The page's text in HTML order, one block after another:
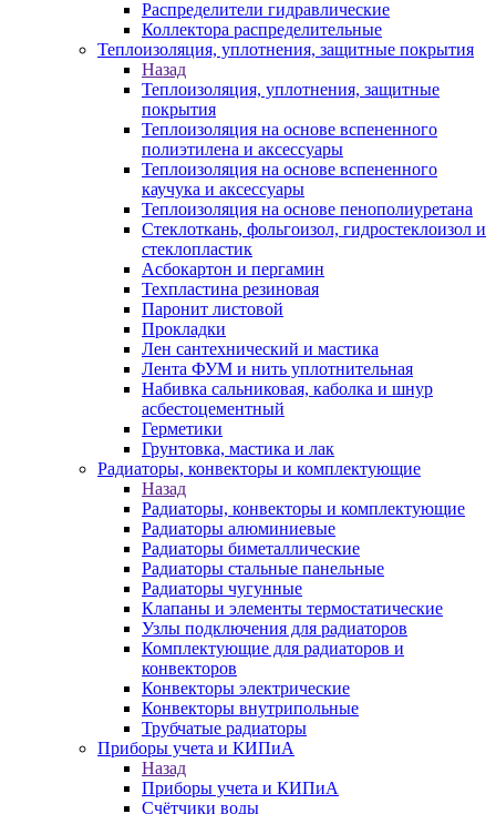
Распределители гидравлические
Коллектора распределительные
Теплоизоляция, уплотнения, защитные покрытия
Назад
Теплоизоляция, уплотнения, защитные
покрытия
Теплоизоляция на основе вспененного
полиэтилена и аксессуары
Теплоизоляция на основе вспененного
каучука и аксессуары
Теплоизоляция на основе пенополиуретана
Стеклоткань, фольгоизол, гидростеклоизол и
стеклопластик
Асбокартон и пергамин
Техпластина резиновая
Паронит листовой
Прокладки
Лен сантехнический и мастика
Лента ФУМ и нить уплотнительная
Набивка сальниковая, каболка и шнур
асбестоцементный
Герметики
Грунтовка, мастика и лак
Радиаторы, конвекторы и комплектующие
Назад
Радиаторы, конвекторы и комплектующие
Радиаторы алюминиевые
Радиаторы биметаллические
Радиаторы стальные панельные
Радиаторы чугунные
Клапаны и элементы термостатические
Узлы подключения для радиаторов
Комплектующие для радиаторов и
конвекторов
Конвекторы электрические
Конвекторы внутрипольные
Трубчатые радиаторы
Приборы учета и КИПиА
Назад
Приборы учета и КИПиА
Счётчики воды